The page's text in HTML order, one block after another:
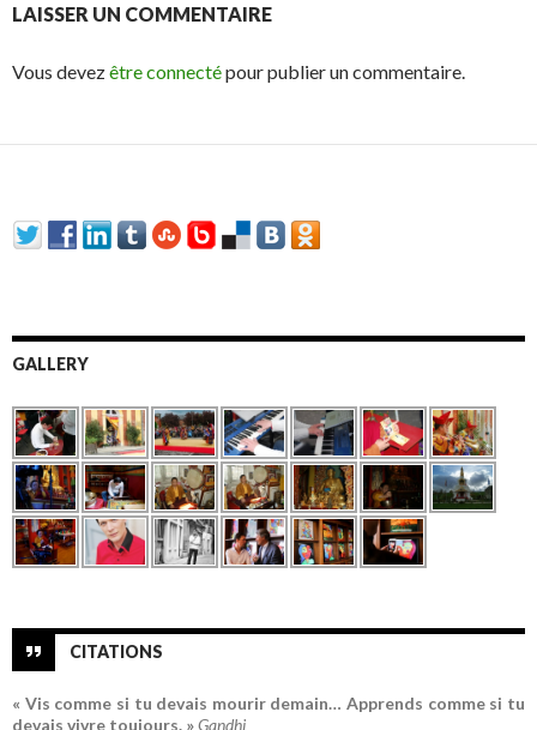
LAISSER UN COMMENTAIRE
Vous devezêtre connectépour publier un commentaire.
GALLERY
CITATIONS
« Vis comme si tu devais mourir demain… Apprends comme si tu
devais vivre toujours. »Gandhi